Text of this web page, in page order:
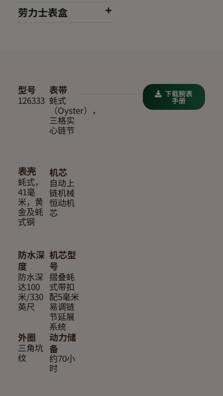
劳力士表盒
型号
126333
机芯
自动上
链机械
恒动机
芯
表带
蚝式
（Oyster），
三格实
心链节
表壳
蚝式，
41毫
米，黄
金及蚝
式钢
机芯型
号
摺叠蚝
式带扣
配5毫米
易调链
节延展
系统
外圈
三角坑
纹
动力储
备
约70小
时
防水深
度
防水深
达100
米/330
英尺
下载腕表
手册